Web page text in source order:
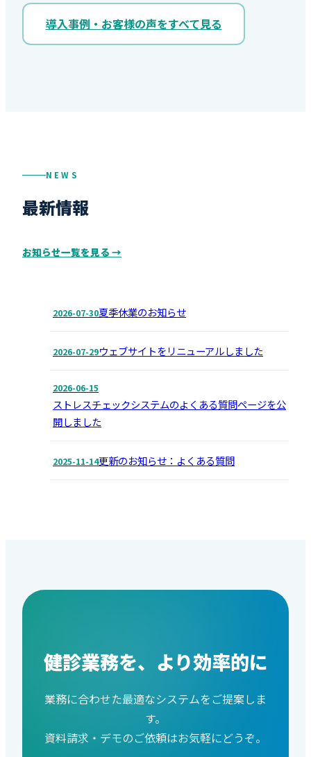
導入事例・お客様の声をすべて見る
NEWS
最新情報
お知らせ一覧を見る →
2026-07-30夏季休業のお知らせ
2026-07-29ウェブサイトをリニューアルしました
2026-06-15
ストレスチェックシステムのよくある質問ページを公
開しました
2025-11-14更新のお知らせ：よくある質問
健診業務を、より効率的に
業務に合わせた最適なシステムをご提案しま
す。
資料請求・デモのご依頼はお気軽にどうぞ。